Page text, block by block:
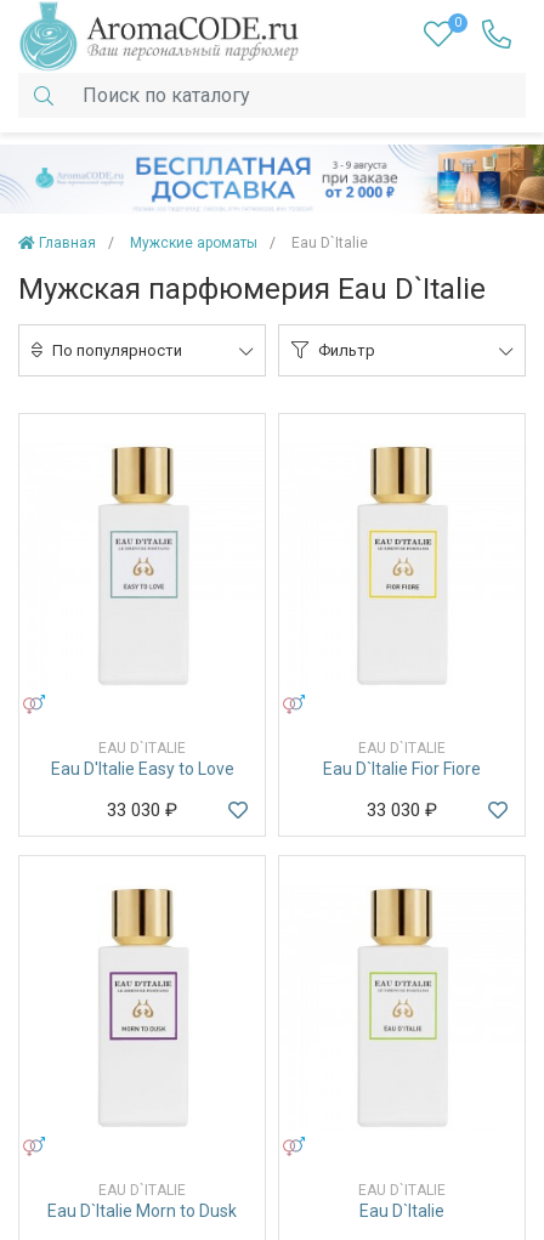
0
Главная Мужские ароматы Eau D`Italie
Мужская парфюмерия Eau D`Italie
По популярности Фильтр
EAU D`ITALIE
Eau D'Italie Easy to Love
33 030 ₽
EAU D`ITALIE
Eau D`Italie Fior Fiore
33 030 ₽
EAU D`ITALIE
Eau D`Italie Morn to Dusk
EAU D`ITALIE
Eau D`Italie